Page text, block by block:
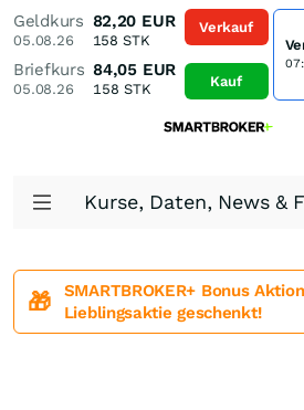
Geldkurs
05.08.26
82,20 EUR
158 STK
Briefkurs
05.08.26
84,05 EUR
158 STK
Verkauf
Kauf
Kurse, Daten, News &
🎁
SMARTBROKER+ Bonus
Lieblingsaktie geschenkt!